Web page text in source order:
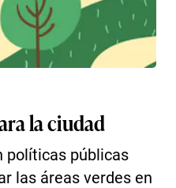
la ciudad
políticas públicas
las áreas verdes en